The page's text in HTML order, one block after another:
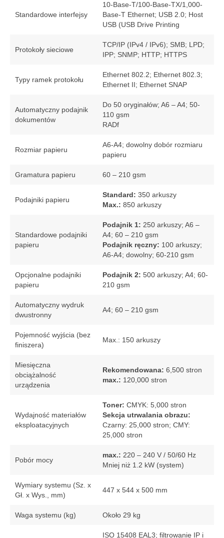
Standardowe interfejsy
10-Base-T/100-Base-TX/1,000-
Base-T Ethernet; USB 2.0; Host
USB (USB Drive Printing
Protokoły sieciowe
TCP/IP (IPv4 / IPv6); SMB; LPD;
IPP; SNMP; HTTP; HTTPS
Typy ramek protokołu
Ethernet 802.2; Ethernet 802.3;
Ethernet II; Ethernet SNAP
Automatyczny podajnik
dokumentów
Do 50 oryginałów; A6 – A4; 50-
110 gsm
RADf
Rozmiar papieru
A6-A4; dowolny dobór rozmiaru
papieru
Gramatura papieru 60 – 210 gsm
Podajniki papieru
Standard: 350 arkuszy
Max.: 850 arkuszy
Standardowe podajniki
papieru
Podajnik 1: 250 arkuszy; A6 –
A4; 60 – 210 gsm
Podajnik ręczny: 100 arkuszy;
A6-A4; dowolny; 60-210 gsm
Opcjonalne podajniki
papieru
Podajnik 2: 500 arkuszy; A4; 60-
210 gsm
Automatyczny wydruk
dwustronny
A4; 60 – 210 gsm
Pojemność wyjścia (bez
finiszera)
Max.: 150 arkuszy
Miesięczna
obciążalność
urządzenia
Rekomendowana: 6,500 stron
max.: 120,000 stron
Wydajność materiałów
eksploatacyjnych
Toner: CMYK: 5,000 stron
Sekcja utrwalania obrazu:
Czarny: 25,000 stron; CMY:
25,000 stron
Pobór mocy
max.: 220 – 240 V / 50/60 Hz
Mniej niż 1.2 kW (system)
Wymiary systemu (Sz. x
Gł. x Wys., mm)
447 x 544 x 500 mm
Waga systemu (kg) Około 29 kg
ISO 15408 EAL3; filtrowanie IP i